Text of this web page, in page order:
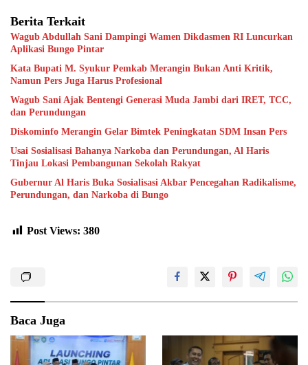
Berita Terkait
Wagub Abdullah Sani Dampingi Wamen Dikdasmen RI Luncurkan
Aplikasi Bungo Pintar
Kata Bupati M. Syukur Pemkab Merangin Bukan Anti Kritik,
Namun Pers Juga Harus Profesional
Wagub Sani Ajak Bentengi Generasi Muda Jambi dari IRET, TCC,
dan Perundungan
Diskominfo Merangin Gelar Bimtek Peningkatan SDM Insan Pers
Usai Sosialisasi Bahanya Narkoba dan Perundungan, Al Haris
Tinjau Lokasi Pembangunan Sekolah Rakyat
Gubernur Al Haris Buka Sosialisasi Akbar Pencegahan Radikalisme,
Perundungan, dan Narkoba di Bungo
Post Views: 380
Baca Juga